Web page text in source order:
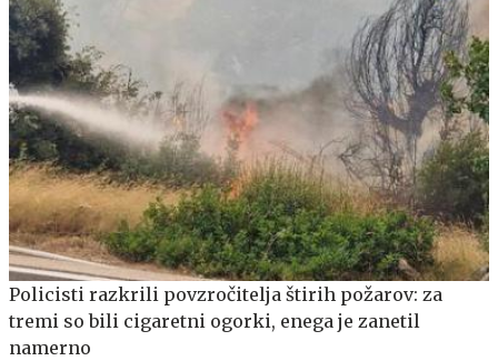
Policisti razkrili povzročitelja štirih požarov: za
tremi so bili cigaretni ogorki, enega je zanetil
namerno